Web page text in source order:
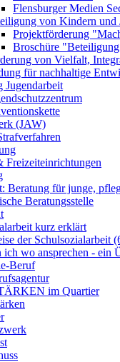
Flensburger Medien
von Kindern und
Projektförderung
Broschüre
von Vielfalt,
für nachhaltige
Jugendarbeit
(JAW)
Freizeiteinrichtungen
Beratung für junge,
Beratungsstelle
kurz erklärt
der Schulsozialarbeit
ich wo ansprechen - ein
Beruf
im Quartier